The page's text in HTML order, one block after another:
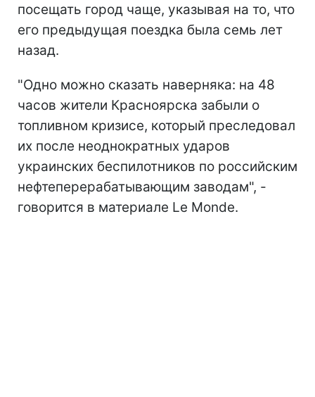
посещать город чаще, указывая на то, что
его предыдущая поездка была семь лет
назад.
"Одно можно сказать наверняка: на 48
часов жители Красноярска забыли о
топливном кризисе, который преследовал
их после неоднократных ударов
украинских беспилотников по российским
нефтеперерабатывающим заводам", -
говорится в материале Le Monde.